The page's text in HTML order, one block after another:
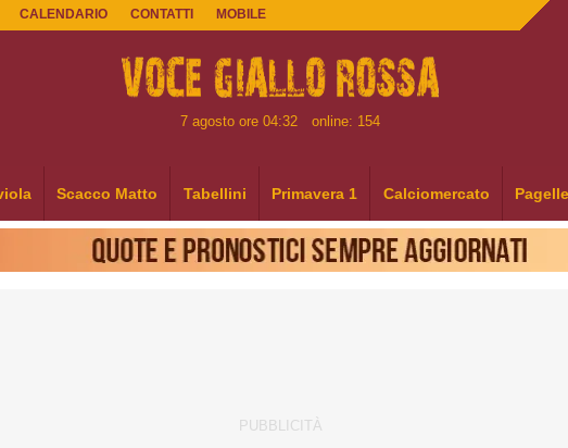
CALENDARIO CONTATTI MOBILE
7 agosto ore 04:32 online: 154
Scacco Matto Tabellini Primavera 1 Calciomercato Pagelle